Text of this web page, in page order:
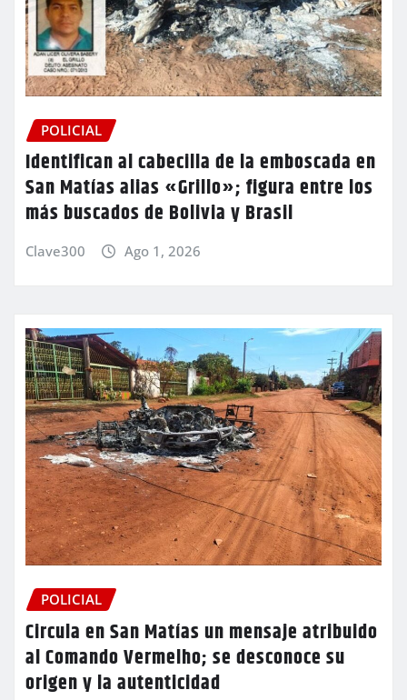
POLICIAL
Identifican al cabecilla de la emboscada en
San Matías alias «Grillo»; figura entre los
más buscados de Bolivia y Brasil
Clave300 Ago 1, 2026
POLICIAL
Circula en San Matías un mensaje atribuido
al Comando Vermelho; se desconoce su
origen y la autenticidad